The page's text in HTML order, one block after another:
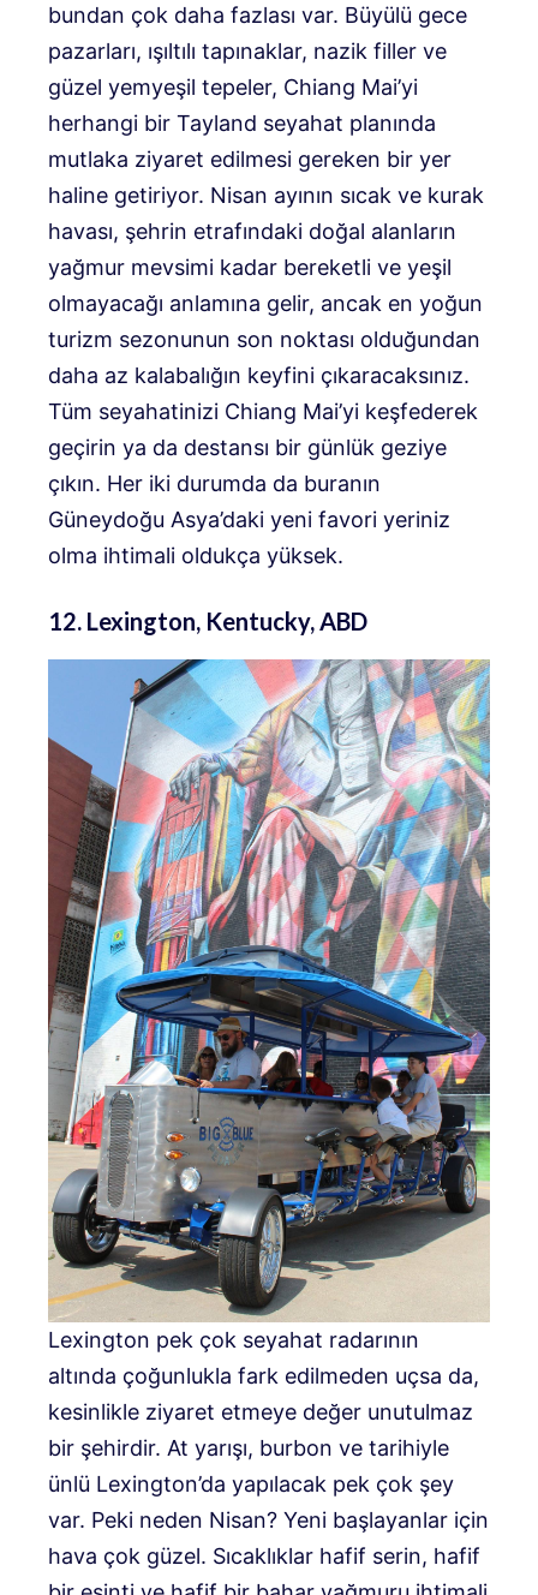
bundan çok daha fazlası var. Büyülü gece
pazarları, ışıltılı tapınaklar, nazik filler ve
güzel yemyeşil tepeler, Chiang Mai’yi
herhangi bir Tayland seyahat planında
mutlaka ziyaret edilmesi gereken bir yer
haline getiriyor. Nisan ayının sıcak ve kurak
havası, şehrin etrafındaki doğal alanların
yağmur mevsimi kadar bereketli ve yeşil
olmayacağı anlamına gelir, ancak en yoğun
turizm sezonunun son noktası olduğundan
daha az kalabalığın keyfini çıkaracaksınız.
Tüm seyahatinizi Chiang Mai’yi keşfederek
geçirin ya da destansı bir günlük geziye
çıkın. Her iki durumda da buranın
Güneydoğu Asya’daki yeni favori yeriniz
olma ihtimali oldukça yüksek.
12. Lexington, Kentucky, ABD
Lexington pek çok seyahat radarının
altında çoğunlukla fark edilmeden uçsa da,
kesinlikle ziyaret etmeye değer unutulmaz
bir şehirdir. At yarışı, burbon ve tarihiyle
ünlü Lexington’da yapılacak pek çok şey
var. Peki neden Nisan? Yeni başlayanlar için
hava çok güzel. Sıcaklıklar hafif serin, hafif